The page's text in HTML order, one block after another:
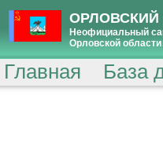
ОРЛОВСКИЙ
Неофициальный
Орловской области
Главная База